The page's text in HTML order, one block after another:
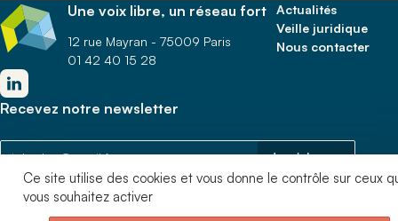
Ce site utilise des cookies et vous donne le contrôle sur ceux
vous souhaitez activer
Une voix libre, un réseau fort
12 rue Mayran - 75009 Paris
01 42 40 15 28
Actualités
Veille juridique
Nous contacter
Recevez notre newsletter
Je consens à recevoir la newsletter d’ANDICAT. Je peux retirer mon
consentement à tout moment via le lien de désinscription présent dans
Je m'abonne